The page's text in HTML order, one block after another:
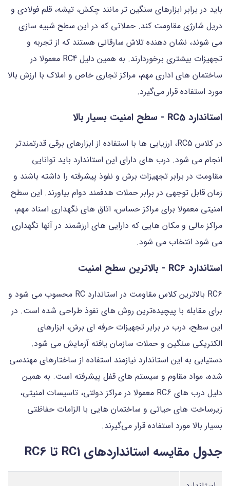
باید در برابر ابزارهای سنگین تر مانند چکش، تیشه، قلم فولادی و
دریل شارژی مقاومت کند. حملاتی که در این سطح شبیه سازی
می شوند، نشان دهنده تلاش سارقانی هستند که از تجربه و
تجهیزات بیشتری برخوردارند. به همین دلیل RC4 معمولا در
ساختمان های اداری مهم، مراکز تجاری خاص و املاک با ارزش بالا
مورد استفاده قرار می‌گیرد.
استاندارد RC5 - سطح امنیت بسیار بالا
در کلاس RC5، ارزیابی ها با استفاده از ابزارهای برقی قدرتمندتر
انجام می شود. درب های دارای این استاندارد باید توانایی
مقاومت در برابر تجهیزات برش و نفوذ پیشرفته را داشته باشند و
زمان قابل توجهی در برابر حملات هدفمند دوام بیاورند. این سطح
امنیتی معمولا برای مراکز حساس، اتاق های نگهداری اسناد مهم،
مراکز مالی و مکان هایی که دارایی های ارزشمند در آنها نگهداری
می شود انتخاب می شود.
استاندارد RC6 - بالاترین سطح امنیت
RC6 بالاترین کلاس مقاومت در استاندارد RC محسوب می شود و
برای مقابله با پیچیده‌ترین روش های نفوذ طراحی شده است. در
این سطح، درب در برابر تجهیزات حرفه ای برش، ابزارهای
الکتریکی سنگین و حملات سازمان یافته آزمایش می شود.
دستیابی به این استاندارد نیازمند استفاده از ساختارهای مهندسی
شده، مواد مقاوم و سیستم های قفل پیشرفته است. به همین
دلیل درب های RC6 معمولا در مراکز دولتی، تاسیسات امنیتی،
زیرساخت های حیاتی و ساختمان هایی با الزامات حفاظتی
بسیار بالا مورد استفاده قرار می‌گیرند.
جدول مقایسه استانداردهای RC1 تا RC6